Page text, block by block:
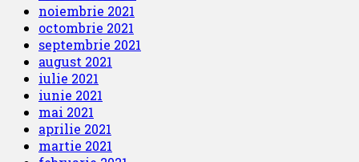
noiembrie 2021
octombrie 2021
septembrie 2021
august 2021
iulie 2021
iunie 2021
mai 2021
aprilie 2021
martie 2021